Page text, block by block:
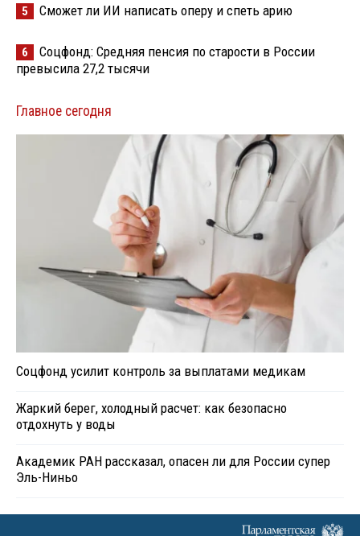
5 Сможет ли ИИ написать оперу и спеть арию
6
Соцфонд: Средняя пенсия по старости в России
превысила 27,2 тысячи
Главное сегодня
Соцфонд усилит контроль за выплатами медикам
Жаркий берег, холодный расчет: как безопасно
отдохнуть у воды
Академик РАН рассказал, опасен ли для России супер
Эль-Ниньо